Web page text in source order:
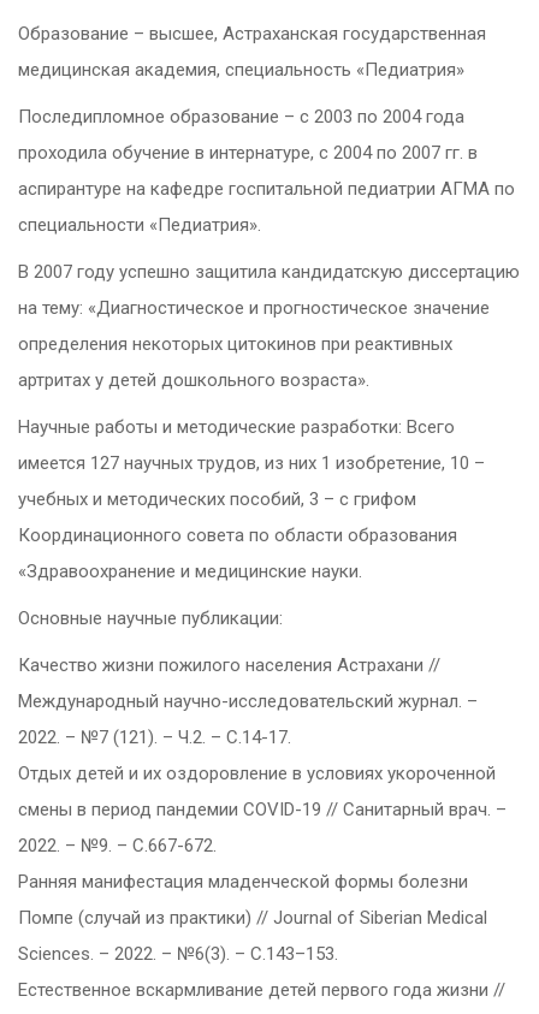
Образование – высшее, Астраханская государственная
медицинская академия, специальность «Педиатрия»
Последипломное образование – с 2003 по 2004 года
проходила обучение в интернатуре, с 2004 по 2007 гг. в
аспирантуре на кафедре госпитальной педиатрии АГМА по
специальности «Педиатрия».
В 2007 году успешно защитила кандидатскую диссертацию
на тему: «Диагностическое и прогностическое значение
определения некоторых цитокинов при реактивных
артритах у детей дошкольного возраста».
Научные работы и методические разработки: Всего
имеется 127 научных трудов, из них 1 изобретение, 10 –
учебных и методических пособий, 3 – с грифом
Координационного совета по области образования
«Здравоохранение и медицинские науки.
Основные научные публикации:
Качество жизни пожилого населения Астрахани //
Международный научно-исследовательский журнал. –
2022. – №7 (121). – Ч.2. – С.14-17.
Отдых детей и их оздоровление в условиях укороченной
смены в период пандемии COVID-19 // Санитарный врач. –
2022. – №9. – С.667-672.
Ранняя манифестация младенческой формы болезни
Помпе (случай из практики) // Journal of Siberian Medical
Sciences. – 2022. – №6(3). – С.143–153.
Естественное вскармливание детей первого года жизни //